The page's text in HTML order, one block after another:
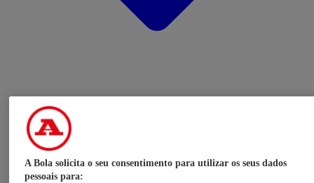
A Bola solicita o seu consentimento para utilizar os seus dados
pessoais para: